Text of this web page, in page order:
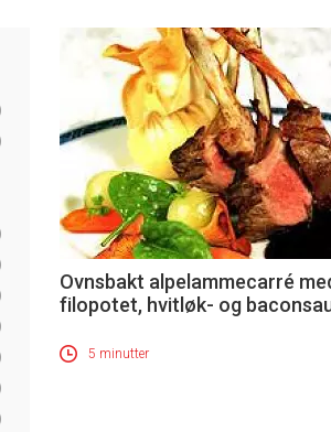
Ovnsbakt alpelammecarré
filopotet, hvitløk- og
5 minutter